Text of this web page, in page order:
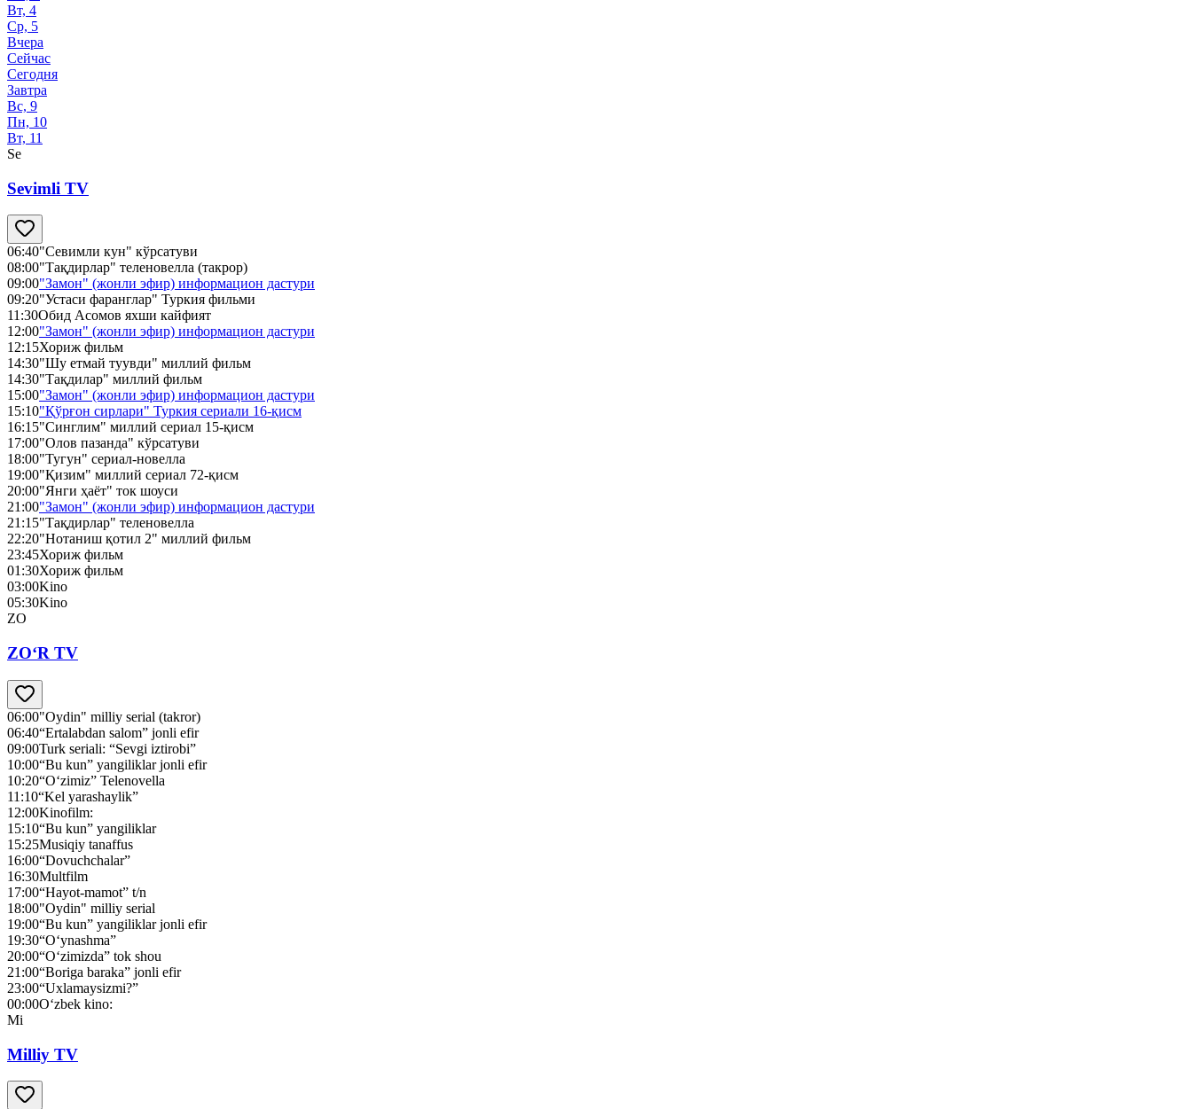
Вт, 4
Ср, 5
Вчера
Сейчас
Сегодня
Завтра
Вс, 9
Пн, 10
Вт, 11
Se
Sevimli TV
06:40"Севимли кун" кўрсатуви
08:00"Тақдирлар" теленовелла (такрор)
09:00"Замон" (жонли эфир) информацион дастури
09:20"Устаси фаранглар" Туркия фильми
11:30Обид Асомов яхши кайфият
12:00"Замон" (жонли эфир) информацион дастури
12:15Хориж фильм
14:30"Шу етмай туувди" миллий фильм
14:30"Тақдилар" миллий фильм
15:00"Замон" (жонли эфир) информацион дастури
15:10"Қўрғон сирлари" Туркия сериали 16-қисм
16:15"Синглим" миллий сериал 15-қисм
17:00"Олов пазанда" кўрсатуви
18:00"Тугун" сериал-новелла
19:00"Қизим" миллий сериал 72-қисм
20:00"Янги ҳаёт" ток шоуси
21:00"Замон" (жонли эфир) информацион дастури
21:15"Тақдирлар" теленовелла
22:20"Нотаниш қотил 2" миллий фильм
23:45Хориж фильм
01:30Хориж фильм
03:00Kino
05:30Kino
ZO
ZO‘R TV
06:00"Oydin" milliy serial (takror)
06:40“Ertalabdan salom” jonli efir
09:00Turk seriali: “Sevgi iztirobi”
10:00“Bu kun” yangiliklar jonli efir
10:20“O‘zimiz” Telenovella
11:10“Kel yarashaylik”
12:00Kinofilm:
15:10“Bu kun” yangiliklar
15:25Musiqiy tanaffus
16:00“Dovuchchalar”
16:30Multfilm
17:00“Hayot-mamot” t/n
18:00"Oydin" milliy serial
19:00“Bu kun” yangiliklar jonli efir
19:30“O‘ynashma”
20:00“O‘zimizda” tok shou
21:00“Boriga baraka” jonli efir
23:00“Uxlamaysizmi?”
00:00O‘zbek kino:
Mi
Milliy TV